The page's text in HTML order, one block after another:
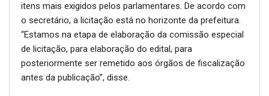
itens mais exigidos pelos parlamentares. De acordo com
o secretário, a licitação está no horizonte da prefeitura.
“Estamos na etapa de elaboração da comissão especial
de licitação, para elaboração do edital, para
posteriormente ser remetido aos órgãos de fiscalização
antes da publicação”, disse.